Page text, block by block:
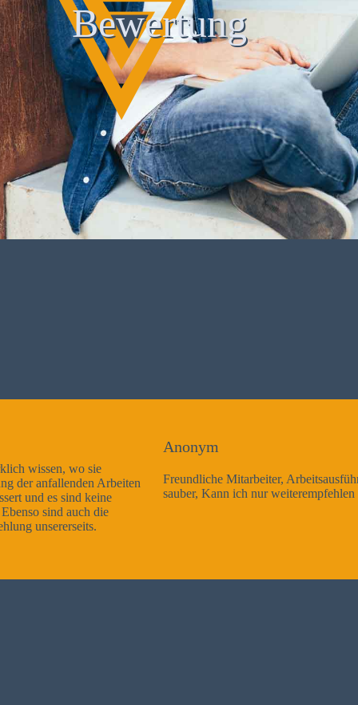
Bewertung
Freundliche Mitarbeiter, Arbeitsausführung sehr gut und sehr
sauber, Kann ich nur weiterempfehlen